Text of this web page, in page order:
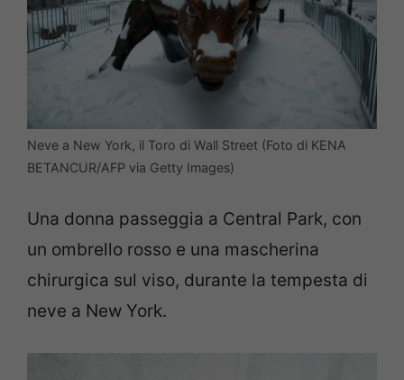
Neve a New York, il Toro di Wall Street (Foto di KENA
BETANCUR/AFP via Getty Images)
Una donna passeggia a Central Park, con
un ombrello rosso e una mascherina
chirurgica sul viso, durante la tempesta di
neve a New York.